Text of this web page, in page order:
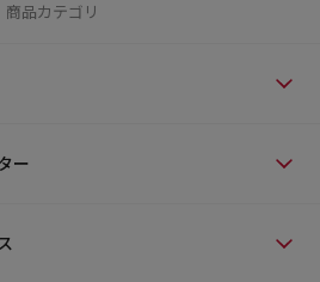
商品カテゴリ
ー